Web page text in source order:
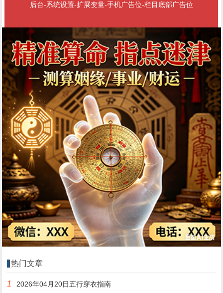
后台-系统设置-扩展变量-手机广告位-栏目底部广告位
热门文章
1 2026年04月20日五行穿衣指南